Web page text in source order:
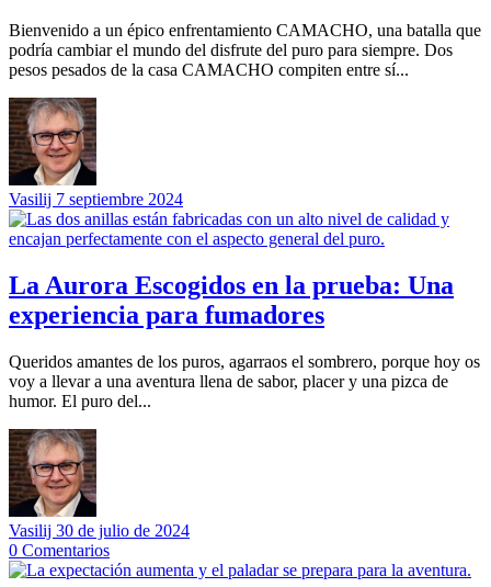
Bienvenido a un épico enfrentamiento CAMACHO, una batalla que
podría cambiar el mundo del disfrute del puro para siempre. Dos
pesos pesados de la casa CAMACHO compiten entre sí...
Vasilij 7 septiembre 2024
La Aurora Escogidos en la prueba: Una
experiencia para fumadores
Queridos amantes de los puros, agarraos el sombrero, porque hoy os
voy a llevar a una aventura llena de sabor, placer y una pizca de
humor. El puro del...
Vasilij 30 de julio de 2024
0 Comentarios